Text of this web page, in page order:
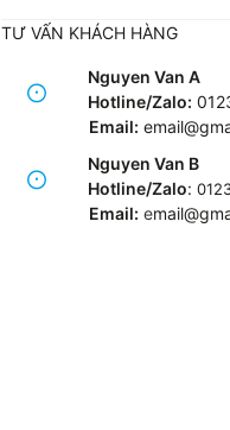
TƯ VẤN KHÁCH HÀNG
Nguyen Van A
Hotline/Zalo:
Email:
Nguyen Van B
Hotline/Zalo:
Email: e